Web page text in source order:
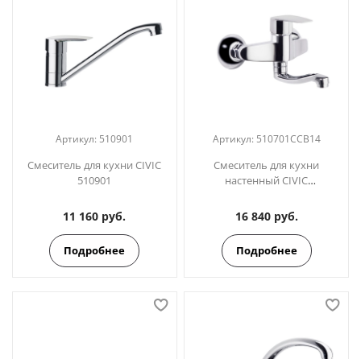
Артикул: 510901
Смеситель для кухни CIVIC
510901
11 160 руб.
Подробнее
Артикул: 510701CCB14
Смеситель для кухни
настенный CIVIC
16 840 руб.
Подробнее